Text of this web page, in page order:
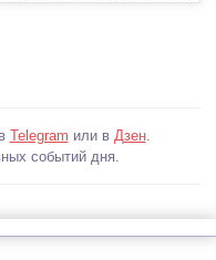
Telegram или в Дзен.
событий дня.